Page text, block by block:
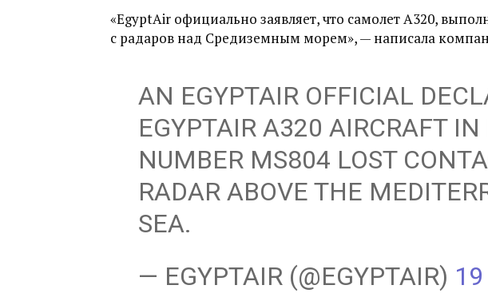
«EgyptAir официально заявляет, что самолет A320,
с радаров над Средиземным морем», — написала
AN EGYPTAIR OFFICIAL
EGYPTAIR A320 AIRCRAFT
NUMBER MS804 LOST
RADAR ABOVE THE
SEA.
— EGYPTAIR (@EGYPTAIR)